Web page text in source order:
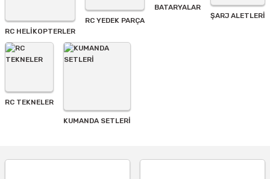
Gönder
RC HELİKOPTERLER
RC YEDEK PARÇA
BATARYALAR
ŞARJ ALETLERI
RC TEKNELER
KUMANDA SETLERİ